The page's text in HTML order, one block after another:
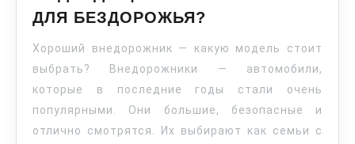
ДЛЯ БЕЗДОРОЖЬЯ?
Хороший внедорожник — какую модель стоит
выбрать? Внедорожники — автомобили,
которые в последние годы стали очень
популярными. Они большие, безопасные и
отлично смотрятся. Их выбирают как семьи с